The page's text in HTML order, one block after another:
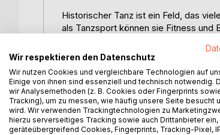
Historischer Tanz ist ein Feld, das
als Tanzsport können sie Fitness und
Dieses Buch ist in erster Linie ein
werden hierin mit allen nötigen
einem ständigen Begleiter und einer
Erstellt wurde es in Zusammenarbeit
Hinweis: Fokus der Beschreibungen
Form, nicht auf exakter Reproduktion
Wir respektieren den Datenschutz
Wir nutzen Cookies und vergleichbare Technologien auf
Einige von ihnen sind essenziell und technisch notwendig.
wir Analysemethoden (z. B. Cookies oder Fingerprints
Tracking), um zu messen, wie häufig unsere Seite besucht
wird. Wir verwenden Trackingtechnologien zu
hierzu serverseitiges Tracking sowie auch Drittanbieter
geräteübergreifend Cookies, Fingerprints, Tracking-Pixel,